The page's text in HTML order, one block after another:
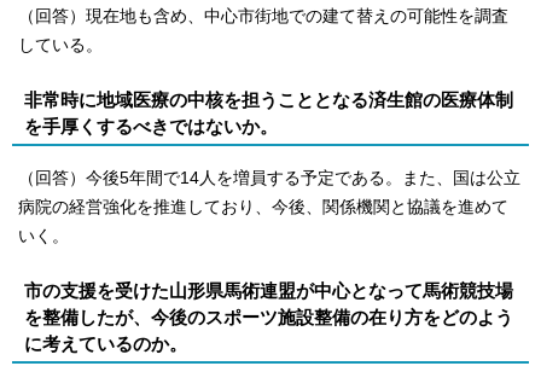
（回答）現在地も含め、中心市街地での建て替えの可能性を調査
している。
非常時に地域医療の中核を担うこととなる済生館の医療体制
を手厚くするべきではないか。
（回答）今後5年間で14人を増員する予定である。また、国は公立
病院の経営強化を推進しており、今後、関係機関と協議を進めて
いく。
市の支援を受けた山形県馬術連盟が中心となって馬術競技場
を整備したが、今後のスポーツ施設整備の在り方をどのよう
に考えているのか。